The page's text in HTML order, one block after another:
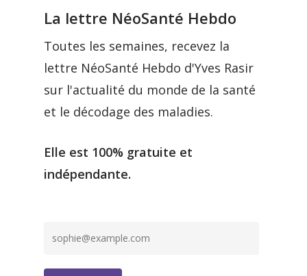
La lettre NéoSanté Hebdo
Toutes les semaines, recevez la
lettre NéoSanté Hebdo d'Yves Rasir
sur l'actualité du monde de la santé
et le décodage des maladies.
Elle est 100% gratuite et
indépendante.